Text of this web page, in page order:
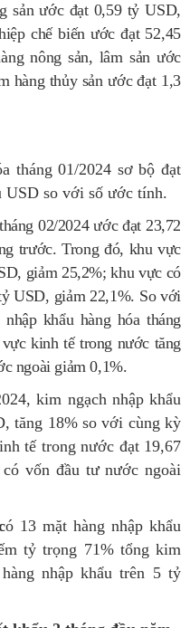
sản ước đạt 0,59 tỷ USD,
chế biến ước đạt 52,45
nông sản, lâm sản ước
hàng thủy sản ước đạt 1,3
tháng 01/2024 sơ bộ đạt
USD so với số ước tính.
02/2024 ước đạt 23,72
trước. Trong đó, khu vực
giảm 25,2%; khu vực có
USD, giảm 22,1%. So với
khẩu hàng hóa tháng
kinh tế trong nước tăng
ngoài giảm 0,1%.
kim ngạch nhập khẩu
tăng 18% so với cùng kỳ
tế trong nước đạt 19,67
vốn đầu tư nước ngoài
ó 13 mặt hàng nhập khẩu
tỷ trọng 71% tổng kim
nhập khẩu trên 5 tỷ